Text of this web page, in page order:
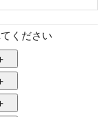
ください